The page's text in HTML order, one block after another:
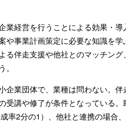
業経営を行うことによる効果・導
や事業計画策定に必要な知識を学
る伴走支援や他社とのマッチング
企業団体で、業種は問わない。伴
受講や修了が条件となっている。
率2分の1）、他社と連携の場合